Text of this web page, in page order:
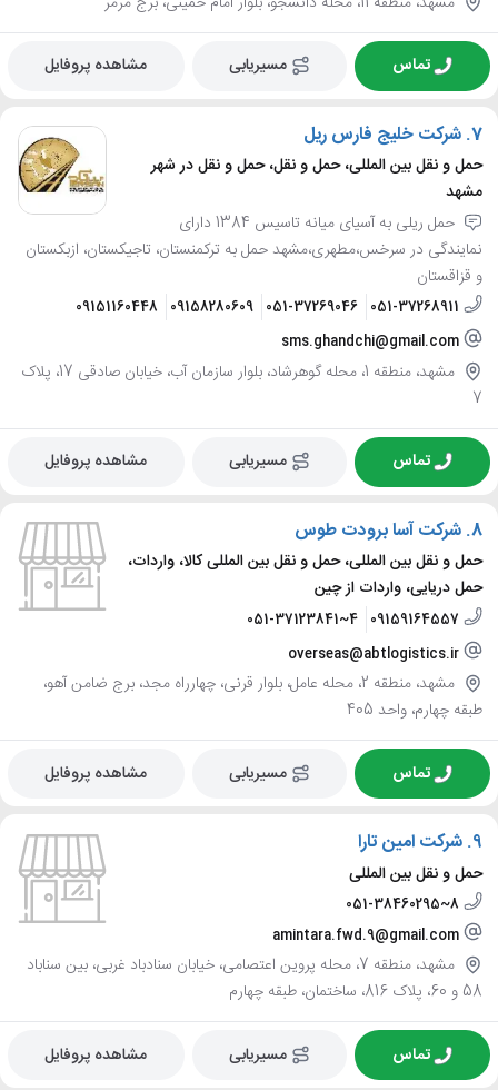
تماس مسیریابی مشاهده پروفایل
7. شرکت خلیج فارس ریل
حمل و نقل بین المللی، حمل و نقل، حمل و نقل در شهر
مشهد
حمل ریلی به آسیای میانه تاسیس 1384 دارای
نمایندگی در سرخس،مطهری،مشهد حمل به ترکمنستان، تاجیکستان، ازبکستان
و قزاقستان
051-37268911
051-37269046
09158280609
09151160448
sms.ghandchi@gmail.com
مشهد، منطقه 1، محله گوهرشاد، بلوار سازمان آب، خیابان صادقی 17، پلاک
7
تماس مسیریابی مشاهده پروفایل
8. شرکت آسا برودت طوس
حمل و نقل بین المللی، حمل و نقل بین المللی کالا، واردات،
حمل دریایی، واردات از چین
09159164557
051-37123841~4
overseas@abtlogistics.ir
مشهد، منطقه 2، محله عامل، بلوار قرنی، چهارراه مجد، برج ضامن آهو،
طبقه چهارم، واحد 405
تماس مسیریابی مشاهده پروفایل
9. شرکت امین تارا
حمل و نقل بین المللی
051-38460295~8
amintara.fwd.9@gmail.com
مشهد، منطقه 7، محله پروین اعتصامی، خیابان سنادباد غربی، بین سناباد
58 و 60، پلاک 816، ساختمان، طبقه چهارم
تماس مسیریابی مشاهده پروفایل